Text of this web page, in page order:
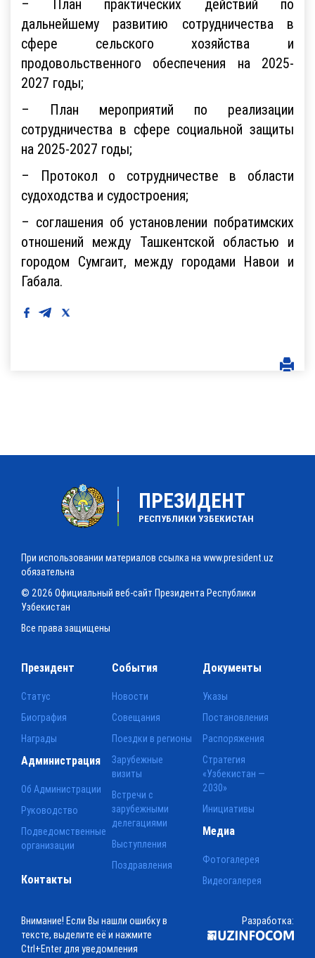
– План практических действий по
дальнейшему развитию сотрудничества в
сфере сельского хозяйства и
продовольственного обеспечения на 2025-
2027 годы;
– План мероприятий по реализации
сотрудничества в сфере социальной защиты
на 2025-2027 годы;
– Протокол о сотрудничестве в области
судоходства и судостроения;
– соглашения об установлении побратимских
отношений между Ташкентской областью и
городом Сумгаит, между городами Навои и
Габала.
ПРЕЗИДЕНТ
РЕСПУБЛИКИ УЗБЕКИСТАН
При использовании материалов ссылка на www.president.uz
обязательна
© 2026 Официальный веб-сайт Президента Республики
Узбекистан
Все права защищены
Президент
Статус
Биография
Награды
События
Новости
Совещания
Поездки в регионы
Зарубежные
визиты
Встречи с
зарубежными
делегациями
Выступления
Поздравления
Документы
Указы
Постановления
Распоряжения
Стратегия
«Узбекистан —
2030»
Инициативы
Администрация
Об Администрации
Руководство
Подведомственные
организации
Медиа
Фотогалерея
Видеогалерея
Контакты
Внимание! Если Вы нашли ошибку в
тексте, выделите её и нажмите
Ctrl+Enter для уведомления
Разработка: